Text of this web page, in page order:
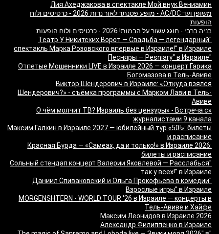
Лия Ахеджакова в спектакле Мой внук Вениамин
משופן ועד AC/DC - מופע פסנתר לאור נרות 2026 - כרטיסים ולוח
הופעות
בניה ברבי - חוגג עשור על הבמות! 2026 - כרטיסים ולוח הופעות
"Театр У Никитских Ворот — Свадьба — легендарный
спектакль Марка Розовского впервые в Израиле!" в Израиле
"Песняры — Pesniary" в Израиле
Отпетые Мошенники LIVE в Израиле 2026 — концерт Гарика
Богомазова в Тель-Авиве
Виктор Шендерович в Израиле: «Откуда взялся
Шендерович?» - съёмка программы с Марком Лави в Тель-
Авиве
«О чём молчит ТВ? Израиль без цензуры» - Встреча с
журналистами 9 канала
Максим Галкин в Израиле 2027 — юбилейный тур «50!»: билеты
и расписание
Красная Бурда — «Самеах, да и только!» в Израиле 2026:
билеты и расписание
"Сольный стендап концерт Валерии Яковлевой — Расслабься
так у всех!" в Израиле
"Даниил Спиваковский и Ольга Прокофьева в комедии
Взрослые игры" в Израиле
MORGENSHTERN - WORLD TOUR '26 в Израиле — концерты в
Тель-Авиве и Хайфе
Максим Леонидов в Израиле 2026
Александр Филиппенко в Израиле